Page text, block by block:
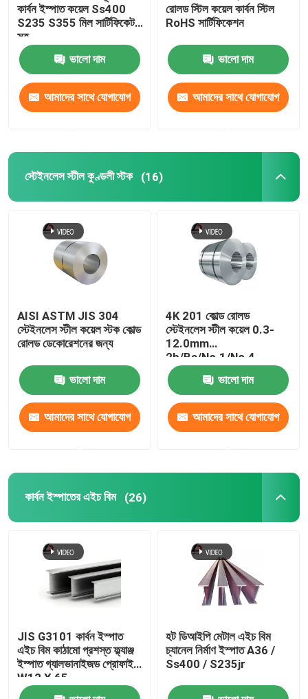
কার্বন ইস্পাত কয়েল Ss400
S235 S355 মিল সার্টিফিকেট
সহ
ভালো দাম
আমাদের সাথে যোগাযোগ
রোলড স্টিল কয়েল কার্বন স্টিল
RoHS সার্টিফিকেশন
ভালো দাম
আমাদের সাথে যোগাযোগ
স্টেইনলেস স্টীল কুণ্ডলী স্টক (16)
AISI ASTM JIS 304
স্টেইনলেস স্টীল কয়েল স্টক কোল্ড
রোলড ডেকোরেশনের জন্য
ভালো দাম
আমাদের সাথে যোগাযোগ
4K 201 কোল্ড রোলড
স্টেইনলেস স্টীল কয়েল 0.3-
12.0mm
2b/Ba/No.1/No.4
ভালো দাম
আমাদের সাথে যোগাযোগ
কার্বন ইস্পাতের এইচ বিম (26)
JIS G3101 কার্বন ইস্পাত
এইচ বিম কাঠামো প্রশস্ত ফ্ল্যাঞ্জ
ইস্পাত গ্যালভানাইজড প্রোফাইল
W12 X 65
হট ডিআইপি মেটাল এইচ বিম
চ্যানেল নির্মাণ ইস্পাত A36 /
Ss400 / S235jr